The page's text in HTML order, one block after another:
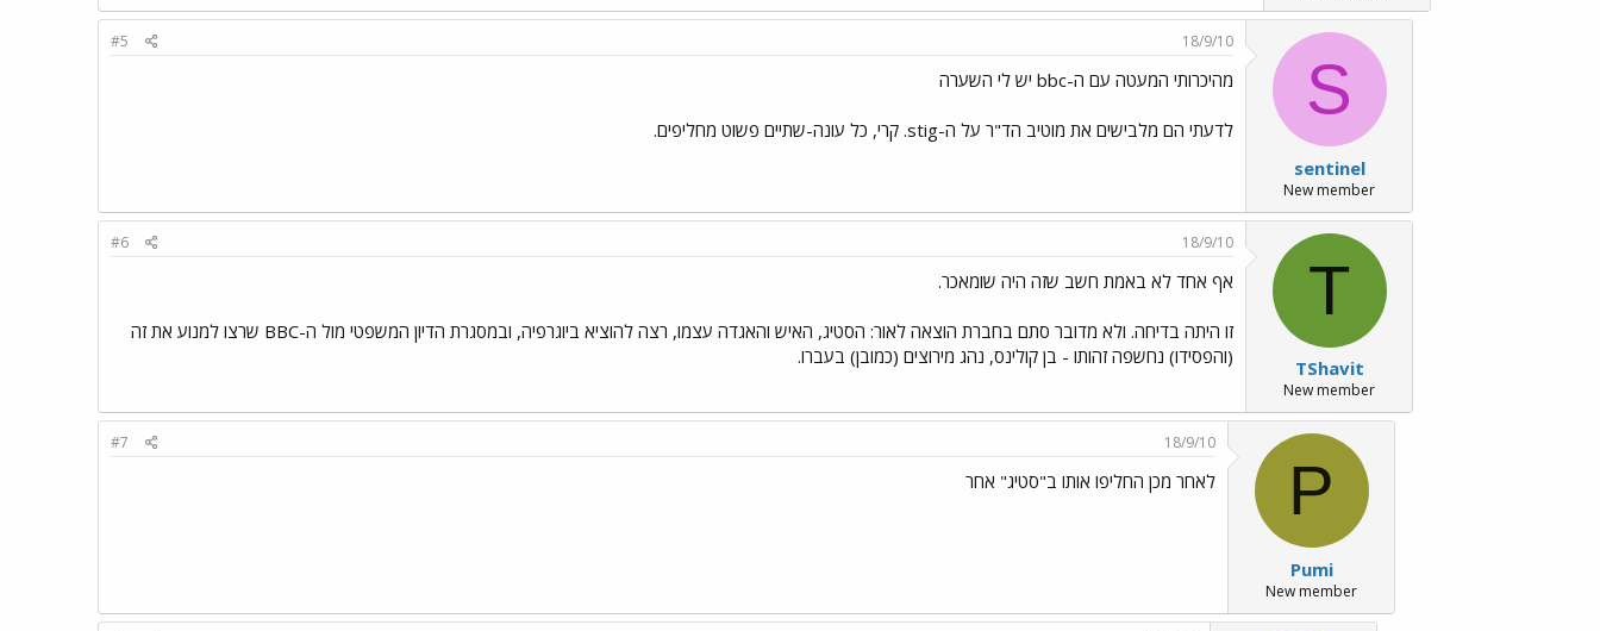
S
sentinel
New member
18/9/10
#5
מהיכרותי המעטה עם ה-bbc יש לי השערה
לדעתי הם מלבישים את מוטיב הד"ר על ה-stig. קרי, כל עונה-שתיים פשוט מחליפים.
T
TShavit
New member
18/9/10
#6
אף אחד לא באמת חשב שזה היה שומאכר.
זו היתה בדיחה. ולא מדובר סתם בחברת הוצאה לאור: הסטיג, האיש והאגדה עצמו, רצה להוציא ביוגרפיה, ובמסגרת הדיון המשפטי מול ה-BBC שרצו למנוע את זה
(והפסידו) נחשפה זהותו - בן קולינס, נהג מירוצים (כמובן) בעברו.
P
Pumi
New member
18/9/10
#7
לאחר מכן החליפו אותו ב"סטיג" אחר